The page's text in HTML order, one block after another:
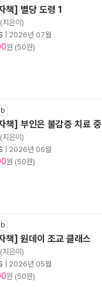
책] 별당 도령 1
은이)
2026년 07월
원 (50원)
책] 부인은 불감증 치료 중
은이)
2026년 06월
원 (50원)
책] 원데이 조교 클래스
은이)
2026년 05월
원 (50원)